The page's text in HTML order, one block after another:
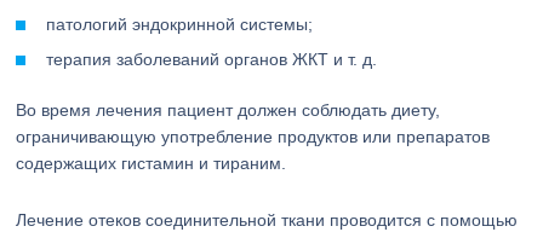
патологий эндокринной системы;
терапия заболеваний органов ЖКТ и т. д.
Во время лечения пациент должен соблюдать диету,
ограничивающую употребление продуктов или препаратов
содержащих гистамин и тираним.
Лечение отеков соединительной ткани проводится с помощью